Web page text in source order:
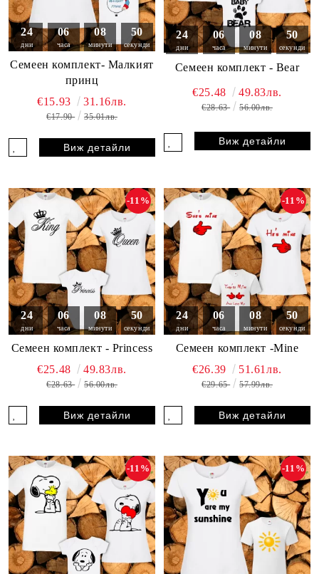
24
дни
06
часа
08
минути
49
секунди
Семеен комплект- Малкият
принц
€15.93 31.16лв.
€17.90 35.01лв.
Виж детайли
24
дни
06
часа
08
минути
49
секунди
Семеен комплект - Bear
€25.48 49.83лв.
€28.63 56.00лв.
Виж детайли
24
дни
06
часа
08
минути
49
секунди
Семеен комплект - Princess
-11%
€25.48 49.83лв.
€28.63 56.00лв.
Виж детайли
24
дни
06
часа
08
минути
49
секунди
Семеен комплект -Mine
-11%
€26.39 51.61лв.
€29.65 57.99лв.
Виж детайли
-11% -11%